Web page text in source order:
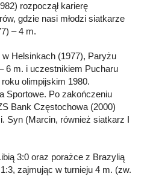
rozpoczął karierę
gdzie nasi młodzi siatkarze
– 4 m.
Helsinkach (1977), Paryżu
6 m. i uczestnikiem Pucharu
olimpijskim 1980.
Sportowe. Po zakończeniu
Bank Częstochowa (2000)
Syn (Marcin, również siatkarz I
3:0 oraz porażce z Brazylią
zajmując w turnieju 4 m. (zw.